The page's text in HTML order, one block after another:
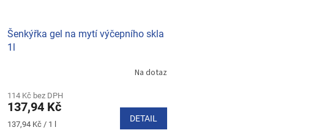
Šenkýřka gel na mytí výčepního skla
1l
produktu
je
5,0
Na dotaz
114 Kč bez DPH
137,94 Kč
Měrná
137,94 Kč / 1 l
DETAIL